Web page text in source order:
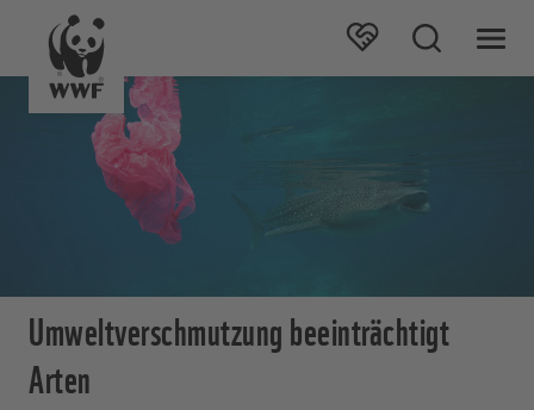
Umweltverschmutzung beeinträchtigt
Arten